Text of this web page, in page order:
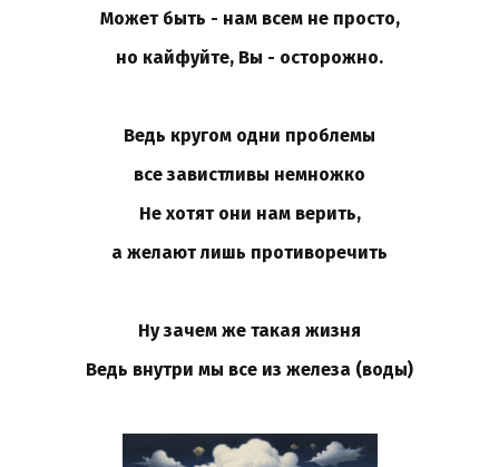
Может быть - нам всем не просто,
но кайфуйте, Вы - осторожно.
Ведь кругом одни проблемы
все завистливы немножко
Не хотят они нам верить,
а желают лишь противоречить
Ну зачем же такая жизня
Ведь внутри мы все из железа (воды)